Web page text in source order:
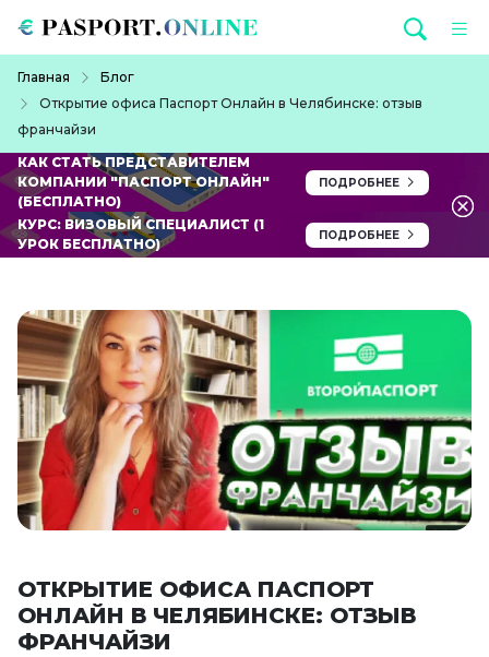
Главная
Блог
Открытие офиса Паспорт Онлайн в Челябинске: отзыв
франчайзи
КАК СТАТЬ ПРЕДСТАВИТЕЛЕМ
КОМПАНИИ "ПАСПОРТ ОНЛАЙН"
(БЕСПЛАТНО)
ПОДРОБНЕЕ
КУРС: ВИЗОВЫЙ СПЕЦИАЛИСТ (1
УРОК БЕСПЛАТНО)
ПОДРОБНЕЕ
ОТКРЫТИЕ ОФИСА ПАСПОРТ
ОНЛАЙН В ЧЕЛЯБИНСКЕ: ОТЗЫВ
ФРАНЧАЙЗИ